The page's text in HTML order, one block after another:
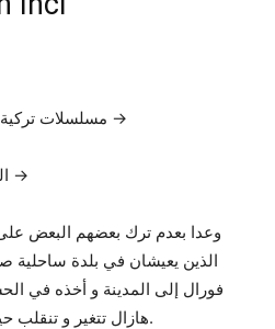
مسلسلات تركية : اشترك في اللؤلؤة السوداء →
اللؤلؤة السوداء جميع الحلقات →
وعدا بعدم ترك بعضهم البعض
الذين يعيشان في بلدة
فورال إلى المدينة و أخذه في
هازال تتغير و تنقلب حياة العاشقين رأسًا على عقب.